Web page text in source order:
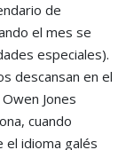
de
el mes se
especiales).
descansan en el
Jones
cuando
el idioma galés